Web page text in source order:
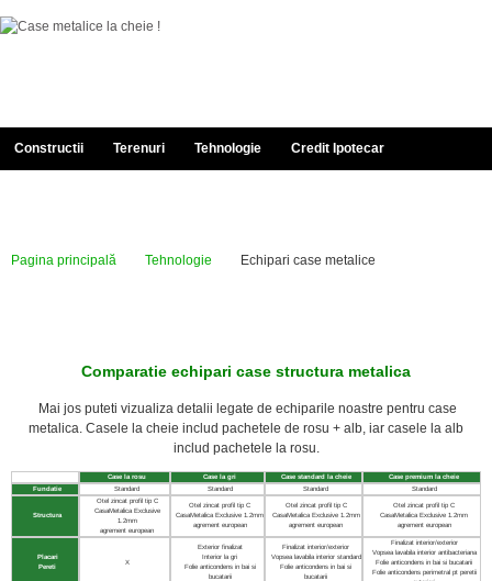
Constructii Terenuri Tehnologie Credit Ipotecar
Pagina principală Tehnologie Echipari case metalice
Comparatie echipari case structura metalica
Mai jos puteti vizualiza detalii legate de echiparile noastre pentru case
metalica. Casele la cheie includ pachetele de rosu + alb, iar casele la alb
includ pachetele la rosu.
Case la rosu Case la gri Case standard la cheie
Case premium la cheie
Fundatie
Standard Standard Standard Standard
Structura
Otel zincat profil tip C
CasaMetalica Exclusive
1.2mm
agrement european
Otel zincat profil tip C
CasaMetalica Exclusive 1.2mm
agrement european
Otel zincat profil tip C
CasaMetalica Exclusive 1.2mm
agrement european
Otel zincat profil tip C
CasaMetalica Exclusive 1.2mm
agrement european
Placari
Pereti
X
Exterior finalizat
Interior la gri
Folie anticondens in bai si
bucatarii
Finalizat interior/exterior
Vopsea lavabila interior standard
Folie anticondens in bai si
bucatarii
Finalizat interior/exterior
Vopsea lavabila interior antibacteriana
Folie anticondens in bai si bucatarii
Folie anticondens perimetral pt peretii